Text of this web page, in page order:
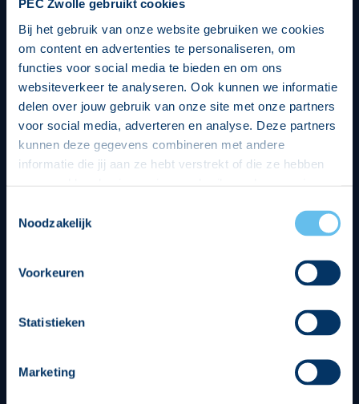
PEC Zwolle gebruikt cookies
Bij het gebruik van onze website gebruiken we cookies
om content en advertenties te personaliseren, om
functies voor social media te bieden en om ons
websiteverkeer te analyseren. Ook kunnen we informatie
delen over jouw gebruik van onze site met onze partners
voor social media, adverteren en analyse. Deze partners
kunnen deze gegevens combineren met andere
informatie die jij aan ze hebt verstrekt of die ze hebben
op een veilige en integere wijze. Je kunt je toestemming
beheren op de privacy- en cookieverklaring pagina.
Noodzakelijk
Voorkeuren
Statistieken
Marketing